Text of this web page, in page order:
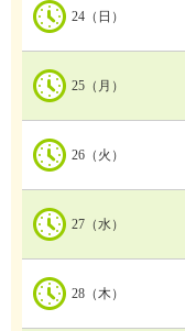
24（日）
25（月）
26（火）
27（水）
28（木）